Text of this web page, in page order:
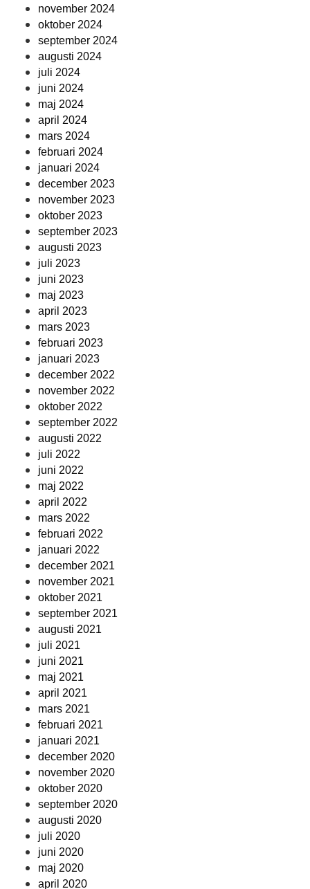
november 2024
oktober 2024
september 2024
augusti 2024
juli 2024
juni 2024
maj 2024
april 2024
mars 2024
februari 2024
januari 2024
december 2023
november 2023
oktober 2023
september 2023
augusti 2023
juli 2023
juni 2023
maj 2023
april 2023
mars 2023
februari 2023
januari 2023
december 2022
november 2022
oktober 2022
september 2022
augusti 2022
juli 2022
juni 2022
maj 2022
april 2022
mars 2022
februari 2022
januari 2022
december 2021
november 2021
oktober 2021
september 2021
augusti 2021
juli 2021
juni 2021
maj 2021
april 2021
mars 2021
februari 2021
januari 2021
december 2020
november 2020
oktober 2020
september 2020
augusti 2020
juli 2020
juni 2020
maj 2020
april 2020